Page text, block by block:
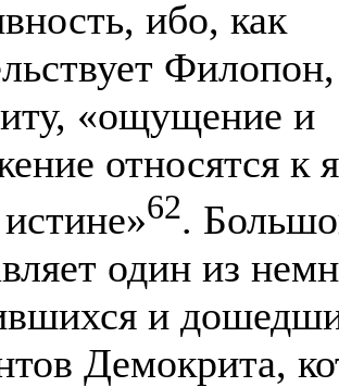
ибо, как
«ощущение и
относятся к
62.
один из
и
Демокрита,